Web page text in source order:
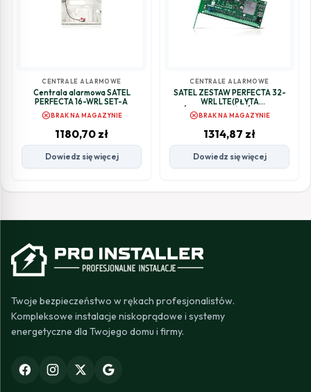
CENTRALE ALARMOWE
Centrala alarmowa SATEL
PERFECTA 16-WRL SET-A
cancelBRAK NA MAGAZYNIE
1180,70 zł
Dowiedz się więcej
CENTRALE ALARMOWE
SATEL ZESTAW PERFECTA 32-
WRL LTE(PŁYTA
GŁÓWNA,PRZEJŚCIÓWKA IPX-
SMA,ANTENA)
cancelBRAK NA MAGAZYNIE
1314,87 zł
Dowiedz się więcej
Twoje bezpieczeństwo w rękach profesjonalistów.
Kompleksowe instalacje niskoprądowe i systemy
energetyczne dla Twojego domu i firmy.